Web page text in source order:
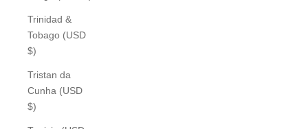
Trinidad &
Tobago (USD
$)
Tristan da
Cunha (USD
$)